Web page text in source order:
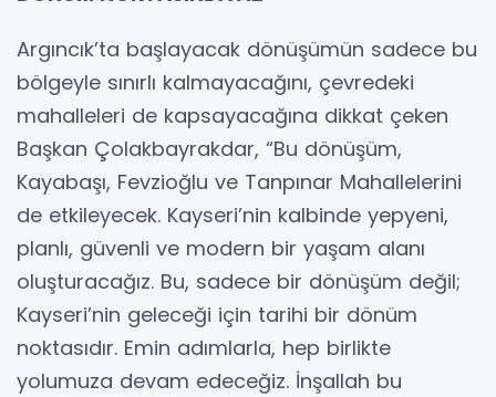
Argıncık’ta başlayacak dönüşümün sadece bu
bölgeyle sınırlı kalmayacağını, çevredeki
mahalleleri de kapsayacağına dikkat çeken
Başkan Çolakbayrakdar, “Bu dönüşüm,
Kayabaşı, Fevzioğlu ve Tanpınar Mahallelerini
de etkileyecek. Kayseri’nin kalbinde yepyeni,
planlı, güvenli ve modern bir yaşam alanı
oluşturacağız. Bu, sadece bir dönüşüm değil;
Kayseri’nin geleceği için tarihi bir dönüm
noktasıdır. Emin adımlarla, hep birlikte
yolumuza devam edeceğiz. İnşallah bu